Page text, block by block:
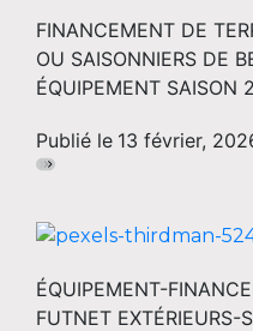
FINANCEMENT DE
OU SAISONNIERS DE
ÉQUIPEMENT SAISON
Publié le 13 février,
ÉQUIPEMENT-
FUTNET